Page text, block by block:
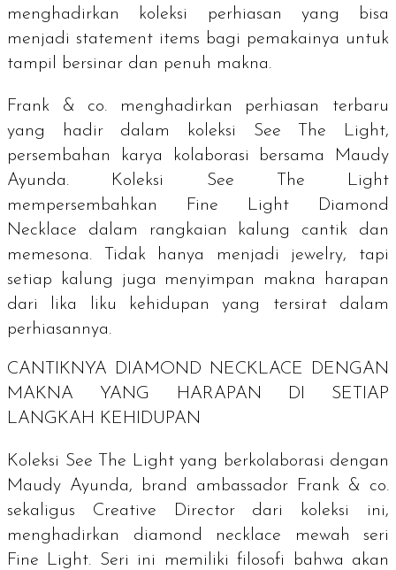
menghadirkan koleksi perhiasan yang bisa
menjadi statement items bagi pemakainya untuk
tampil bersinar dan penuh makna.
Frank & co. menghadirkan perhiasan terbaru
yang hadir dalam koleksi See The Light,
persembahan karya kolaborasi bersama Maudy
Ayunda. Koleksi See The Light
mempersembahkan Fine Light Diamond
Necklace dalam rangkaian kalung cantik dan
memesona. Tidak hanya menjadi jewelry, tapi
setiap kalung juga menyimpan makna harapan
dari lika liku kehidupan yang tersirat dalam
perhiasannya.
CANTIKNYA DIAMOND NECKLACE DENGAN
MAKNA YANG HARAPAN DI SETIAP
LANGKAH KEHIDUPAN
Koleksi See The Light yang berkolaborasi dengan
Maudy Ayunda,
brand ambassador Frank & co.
sekaligus Creative Director dari koleksi ini,
menghadirkan diamond necklace mewah seri
Fine Light. Seri ini memiliki filosofi bahwa akan